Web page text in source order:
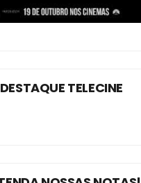
DESTAQUE TELECINE